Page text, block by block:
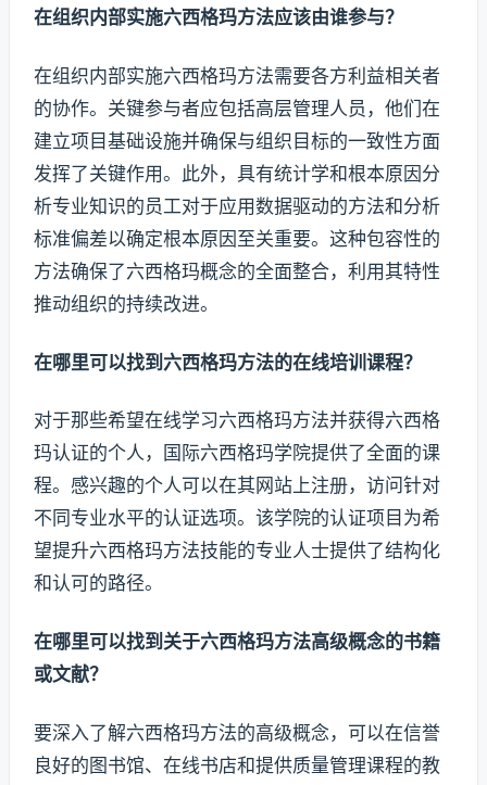
在组织内部实施六西格玛方法应该由谁参与？
在组织内部实施六西格玛方法需要各方利益相关者
的协作。关键参与者应包括高层管理人员，他们在
建立项目基础设施并确保与组织目标的一致性方面
发挥了关键作用。此外，具有统计学和根本原因分
析专业知识的员工对于应用数据驱动的方法和分析
标准偏差以确定根本原因至关重要。这种包容性的
方法确保了六西格玛概念的全面整合，利用其特性
推动组织的持续改进。
在哪里可以找到六西格玛方法的在线培训课程？
对于那些希望在线学习六西格玛方法并获得六西格
玛认证的个人，国际六西格玛学院提供了全面的课
程。感兴趣的个人可以在其网站上注册，访问针对
不同专业水平的认证选项。该学院的认证项目为希
望提升六西格玛方法技能的专业人士提供了结构化
和认可的路径。
在哪里可以找到关于六西格玛方法高级概念的书籍
或文献？
要深入了解六西格玛方法的高级概念，可以在信誉
良好的图书馆、在线书店和提供质量管理课程的教